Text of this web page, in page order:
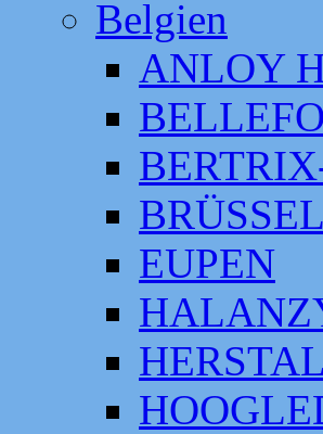
Belgien
ANLOY
EUPEN
HERSTAL